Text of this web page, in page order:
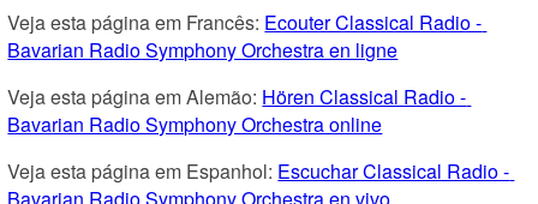
Veja esta página em Francês: Ecouter Classical Radio -
Bavarian Radio Symphony Orchestra en ligne
Veja esta página em Alemão: Hören Classical Radio -
Bavarian Radio Symphony Orchestra online
Veja esta página em Espanhol: Escuchar Classical Radio -
Bavarian Radio Symphony Orchestra en vivo